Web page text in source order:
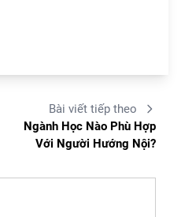
Bài viết tiếp theo
Ngành Học Nào Phù Hợp
Với Người Hướng Nội?